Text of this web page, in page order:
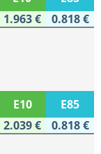
1.963 €
0.818 €
E10
E85
2.039 €
0.818 €